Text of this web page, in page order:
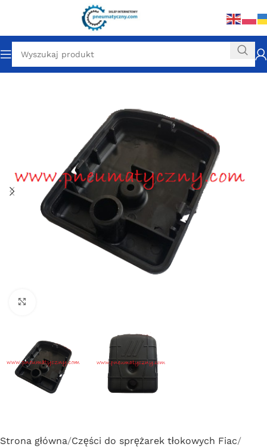
Strona główna Części do sprężarek tłokowych Fiac